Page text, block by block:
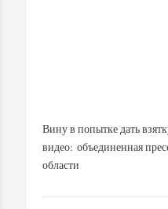
Вину в попытке дать
видео: объединенная
области